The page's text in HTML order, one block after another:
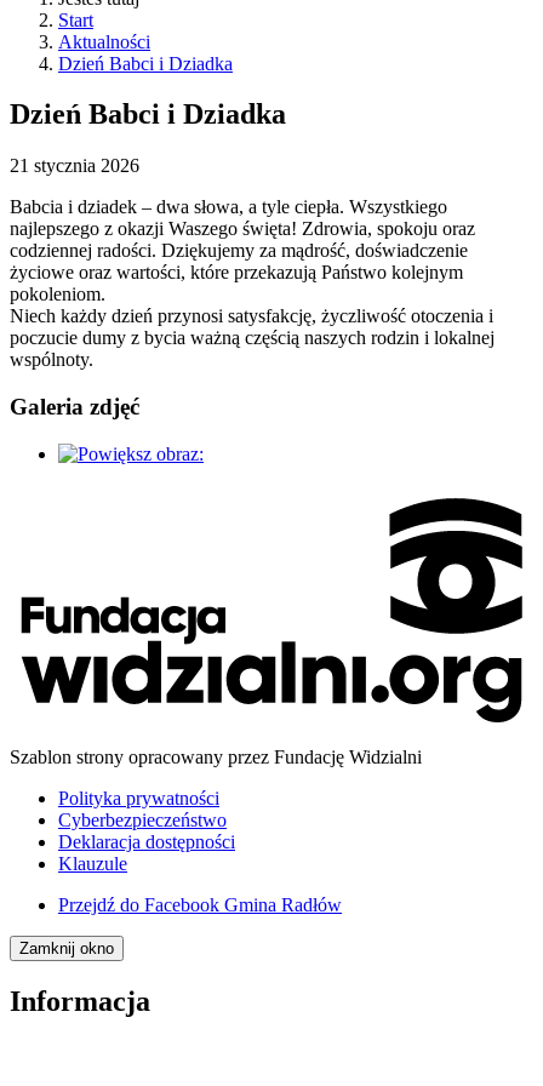
Start
Aktualności
Dzień Babci i Dziadka
Dzień Babci i Dziadka
21 stycznia 2026
Babcia i dziadek – dwa słowa, a tyle ciepła. Wszystkiego
najlepszego z okazji Waszego święta! Zdrowia, spokoju oraz
codziennej radości. Dziękujemy za mądrość, doświadczenie
życiowe oraz wartości, które przekazują Państwo kolejnym
pokoleniom.
Niech każdy dzień przynosi satysfakcję, życzliwość otoczenia i
poczucie dumy z bycia ważną częścią naszych rodzin i lokalnej
wspólnoty.
Galeria zdjęć
Szablon strony opracowany przez Fundację Widzialni
Polityka prywatności
Cyberbezpieczeństwo
Deklaracja dostępności
Klauzule
Przejdź do Facebook Gmina Radłów
Zamknij okno
Informacja